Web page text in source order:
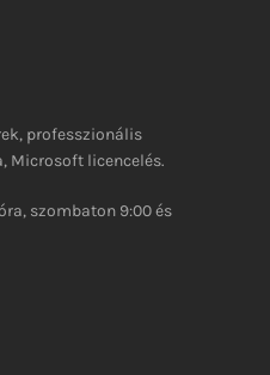
professzionális
Microsoft licencelés.
szombaton 9:00 és